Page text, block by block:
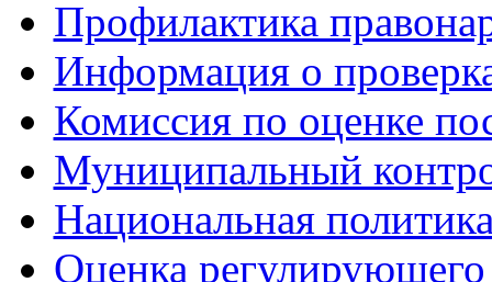
Профилактика
Информация о
Комиссия по оценке
Муниципальный
Национальная
Оценка регулирующего